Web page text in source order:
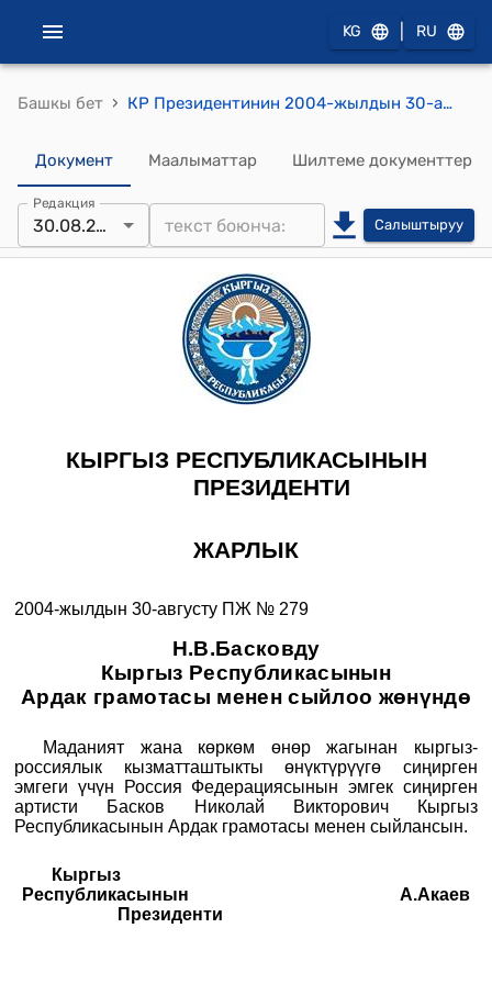
KG RU
Башкы бет › КР Президентинин 2004-жылдын 30-августундагы ПЖ № 279 "Н.В.Басковду Кыргыз Республикасынын Ардак грамотасы менен сыйлоо жөнүндө" Жарлыгы
Документ Маалыматтар Шилтеме документтер
Редакция
30.08.2004 Салыштыруу